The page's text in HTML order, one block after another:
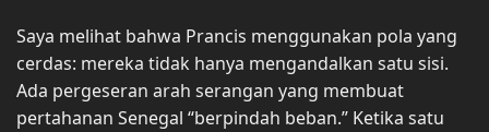
Saya melihat bahwa Prancis menggunakan pola yang
cerdas: mereka tidak hanya mengandalkan satu sisi.
Ada pergeseran arah serangan yang membuat
pertahanan Senegal “berpindah beban.” Ketika satu